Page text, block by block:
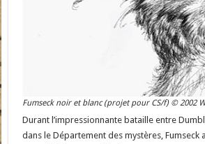
Fumseck noir et blanc (projet pour CS/f) © 2002
Durant l’impressionnante bataille entre
dans le Département des mystères, Fumseck